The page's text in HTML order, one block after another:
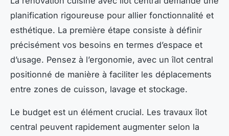
planification rigoureuse pour allier fonctionnalité et
esthétique. La première étape consiste à définir
précisément vos besoins en termes d’espace et
d’usage. Pensez à l’ergonomie, avec un îlot central
positionné de manière à faciliter les déplacements
entre zones de cuisson, lavage et stockage.
Le budget est un élément crucial. Les travaux îlot
central peuvent rapidement augmenter selon la